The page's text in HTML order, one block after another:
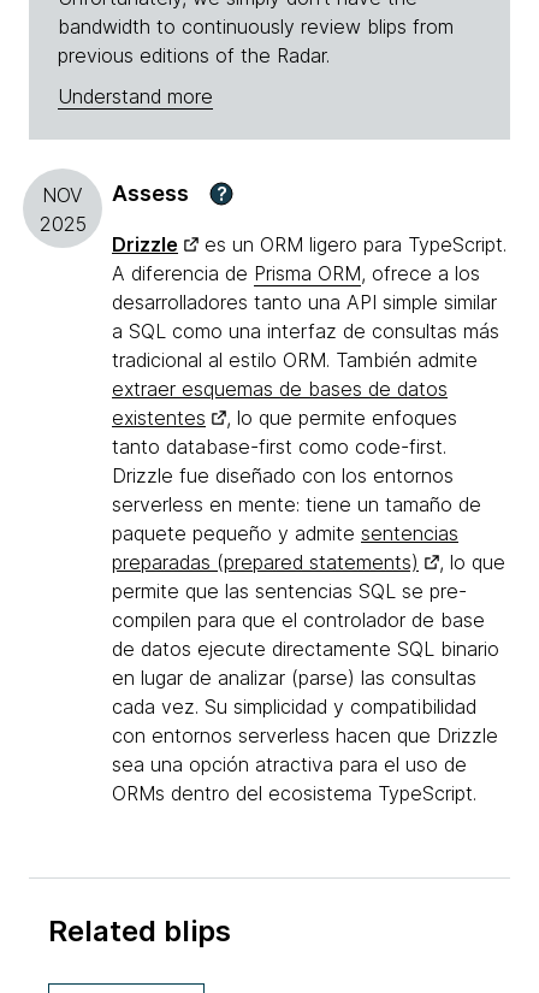
bandwidth to continuously review blips from
previous editions of the Radar.
Understand more
NOV
2025
Assess ?
Drizzle
es un ORM ligero para TypeScript.
A diferencia de Prisma ORM, ofrece a los
desarrolladores tanto una API simple similar
a SQL como una interfaz de consultas más
tradicional al estilo ORM. También admite
extraer esquemas de bases de datos
existentes
, lo que permite enfoques
tanto database-first como code-first.
Drizzle fue diseñado con los entornos
serverless en mente: tiene un tamaño de
paquete pequeño y admite sentencias
preparadas (prepared statements)
, lo que
permite que las sentencias SQL se pre-
compilen para que el controlador de base
de datos ejecute directamente SQL binario
en lugar de analizar (parse) las consultas
cada vez. Su simplicidad y compatibilidad
con entornos serverless hacen que Drizzle
sea una opción atractiva para el uso de
ORMs dentro del ecosistema TypeScript.
Related blips